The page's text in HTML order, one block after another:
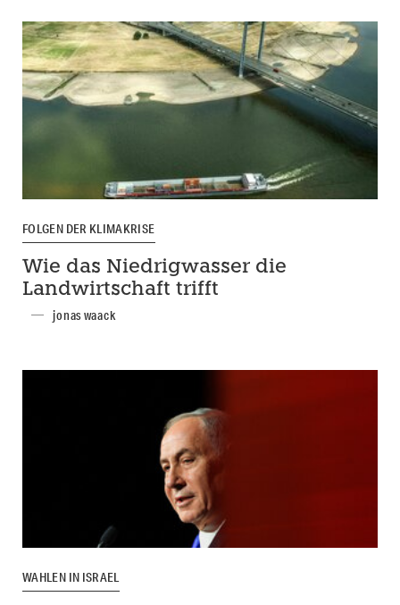
FOLGEN DER KLIMAKRISE
Wie das Niedrigwasser die
Landwirtschaft trifft
jonas waack
WAHLEN IN ISRAEL